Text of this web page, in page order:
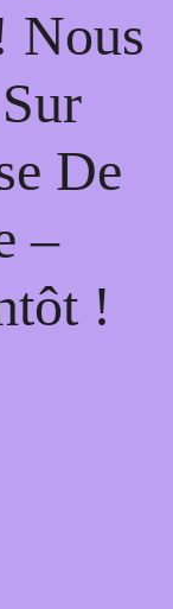
Nous
De
–
!